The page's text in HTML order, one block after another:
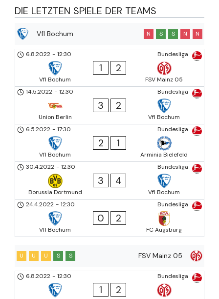
DIE LETZTEN SPIELE DER TEAMS
Vfl Bochum N S S N N
Bundesliga
6.8.2022 - 12:30
Vfl Bochum
1 2
FSV Mainz 05
Bundesliga
14.5.2022 - 12:30
Union Berlin
3 2
Vfl Bochum
Bundesliga
6.5.2022 - 17:30
Vfl Bochum
2 1
Arminia Bielefeld
Bundesliga
30.4.2022 - 12:30
Borussia Dortmund
3 4
Vfl Bochum
Bundesliga
24.4.2022 - 12:30
Vfl Bochum
0 2
FC Augsburg
FSV Mainz 05
U U U S S
Bundesliga
6.8.2022 - 12:30
1 2